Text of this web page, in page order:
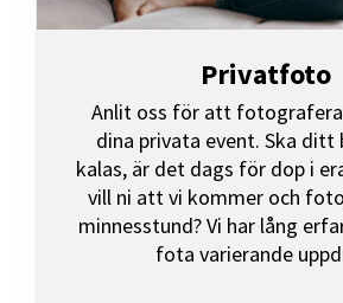
Privatfoto
Anlit oss för att
dina privata event. Ska ditt
kalas, är det dags för dop i
vill ni att vi kommer och
minnesstund? Vi har lång
fota varierande